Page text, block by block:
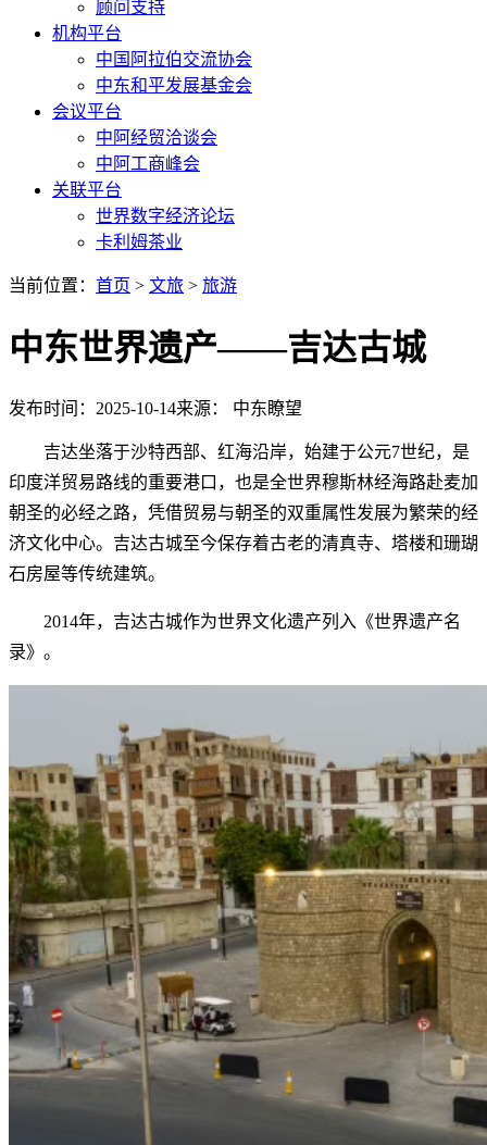
顾问支持
机构平台
中国阿拉伯交流协会
中东和平发展基金会
会议平台
中阿经贸洽谈会
中阿工商峰会
关联平台
世界数字经济论坛
卡利姆茶业
当前位置： 首页 > 文旅 > 旅游
中东世界遗产——吉达古城
发布时间：2025-10-14来源： 中东瞭望
吉达坐落于沙特西部、红海沿岸，始建于公元7世纪，是
印度洋贸易路线的重要港口，也是全世界穆斯林经海路赴麦加
朝圣的必经之路，凭借贸易与朝圣的双重属性发展为繁荣的经
济文化中心。吉达古城至今保存着古老的清真寺、塔楼和珊瑚
石房屋等传统建筑。
2014年，吉达古城作为世界文化遗产列入《世界遗产名
录》。